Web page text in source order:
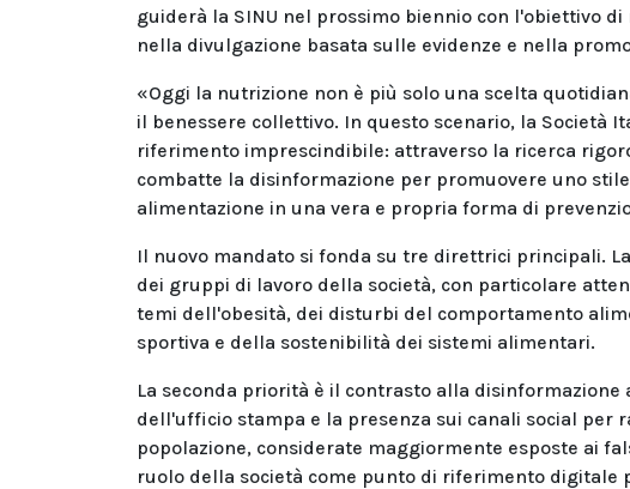
guiderà la SINU nel prossimo biennio con l'obiettivo
nella divulgazione basata sulle evidenze e nella
«Oggi la nutrizione non è più solo una scelta
il benessere collettivo. In questo scenario, la Società
riferimento imprescindibile: attraverso la ricerca
combatte la disinformazione per promuovere uno
alimentazione in una vera e propria forma di
Il nuovo mandato si fonda su tre direttrici principali.
dei gruppi di lavoro della società, con particolare
temi dell'obesità, dei disturbi del comportamento
sportiva e della sostenibilità dei sistemi alimentari.
La seconda priorità è il contrasto alla
dell'ufficio stampa e la presenza sui canali social
popolazione, considerate maggiormente esposte ai
ruolo della società come punto di riferimento digitale